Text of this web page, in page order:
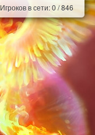
Игроков в сети:0 /846